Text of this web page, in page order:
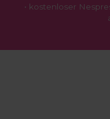
• kostenloser